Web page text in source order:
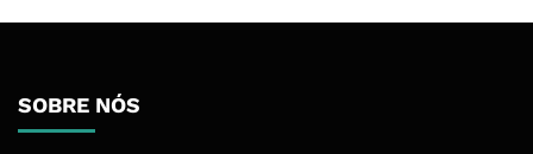
SOBRE NÓS